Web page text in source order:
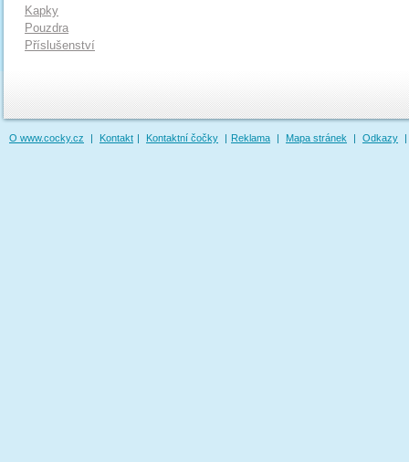
Kapky
Pouzdra
Příslušenství
O www.cocky.cz | Kontakt | Kontaktní čočky | Reklama | Mapa stránek | Odkazy |